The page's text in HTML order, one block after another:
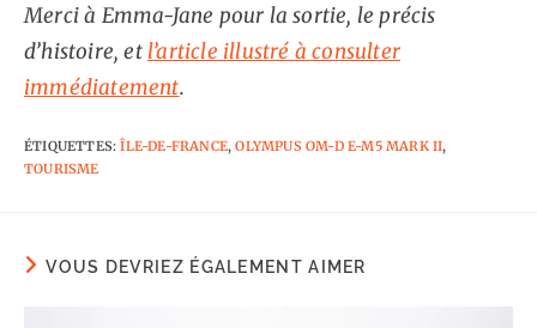
Merci à Emma-Jane pour la sortie, le précis
d’histoire, et l’article illustré à consulter
immédiatement.
ÉTIQUETTES:ÎLE-DE-FRANCE, OLYMPUS OM-D E-M5 MARK II,
TOURISME
VOUS DEVRIEZ ÉGALEMENT AIMER